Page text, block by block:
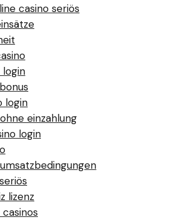
casino seriös
login
login
einzahlung
login
lizenz